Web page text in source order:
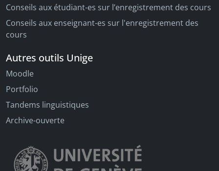
Conseils aux étudiant-es sur l’enregistrement des cours
Conseils aux enseignant-es sur l'enregistrement des
cours
Autres outils Unige
Moodle
Portfolio
Tandems linguistiques
Archive-ouverte